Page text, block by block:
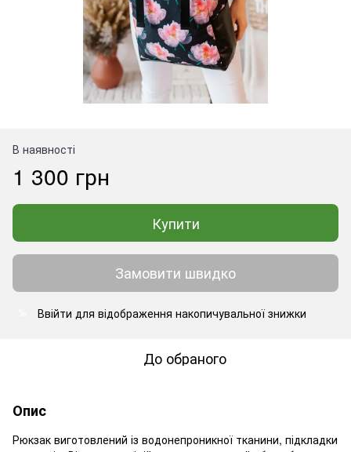
В наявності
1 300 грн
Купити
Замовити швидко
Ввійти для відображення накопичувальної знижки
До обраного
Опис
Рюкзак виготовлений із водонепроникної тканини, підкладки